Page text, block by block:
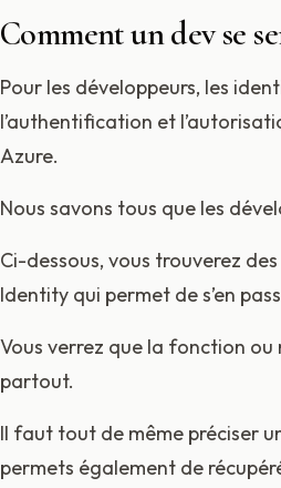
Comment un dev se
Pour les développeurs, les
l’authentification et
Azure.
Nous savons tous que les
Ci-dessous, vous trouverez
Identity qui permet de s’en
Vous verrez que la fonction
partout.
Il faut tout de même préciser
permets également de